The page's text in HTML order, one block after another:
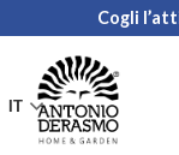
content
Cogli
IT